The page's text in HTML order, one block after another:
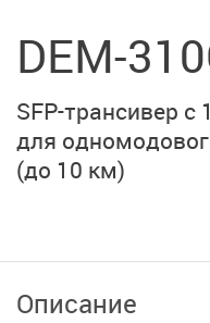
DEM-
SFP-трансивер с
для
(до 10 км)
Описание